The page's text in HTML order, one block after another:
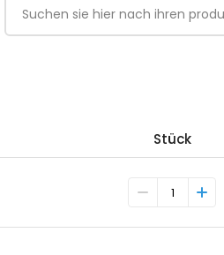
Stück